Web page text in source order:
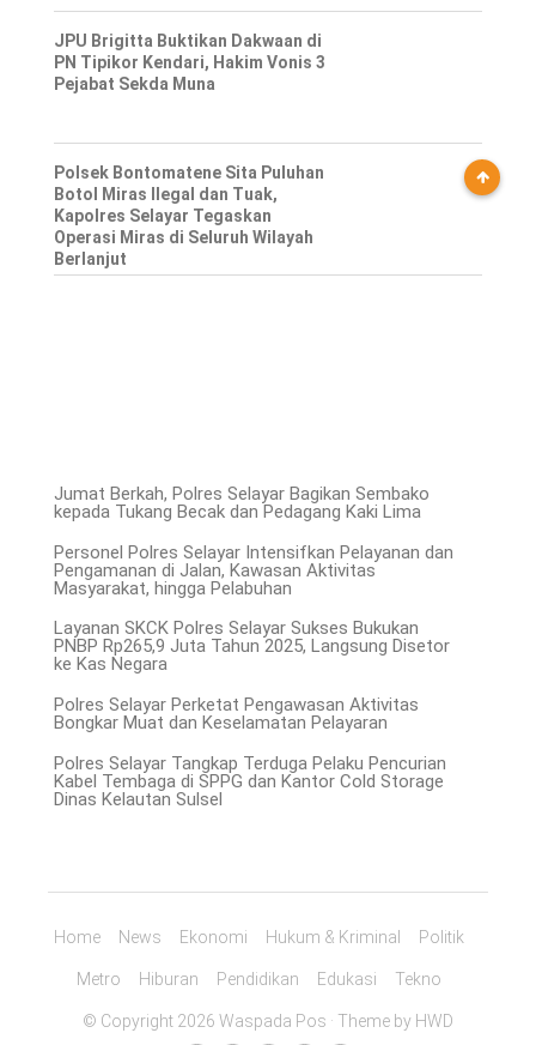
JPU Brigitta Buktikan Dakwaan di
PN Tipikor Kendari, Hakim Vonis 3
Pejabat Sekda Muna
Polsek Bontomatene Sita Puluhan
Botol Miras Ilegal dan Tuak,
Kapolres Selayar Tegaskan
Operasi Miras di Seluruh Wilayah
Berlanjut
Jumat Berkah, Polres Selayar Bagikan Sembako
kepada Tukang Becak dan Pedagang Kaki Lima
Personel Polres Selayar Intensifkan Pelayanan dan
Pengamanan di Jalan, Kawasan Aktivitas
Masyarakat, hingga Pelabuhan
Layanan SKCK Polres Selayar Sukses Bukukan
PNBP Rp265,9 Juta Tahun 2025, Langsung Disetor
ke Kas Negara
Polres Selayar Perketat Pengawasan Aktivitas
Bongkar Muat dan Keselamatan Pelayaran
Polres Selayar Tangkap Terduga Pelaku Pencurian
Kabel Tembaga di SPPG dan Kantor Cold Storage
Dinas Kelautan Sulsel
Home News Ekonomi Hukum & Kriminal Politik
Metro Hiburan Pendidikan Edukasi Tekno
© Copyright 2026 Waspada Pos · Theme by HWD